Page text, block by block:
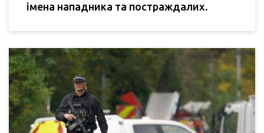
імена нападника та постраждалих.